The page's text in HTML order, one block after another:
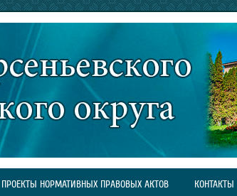
ПРОЕКТЫ НОРМАТИВНЫХ ПРАВОВЫХ АКТОВ КОНТАКТЫ